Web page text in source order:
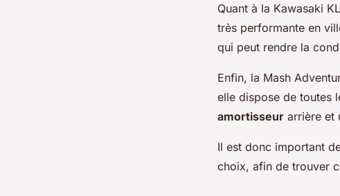
Quant à la Kawasaki
très performante en
qui peut rendre la
Enfin, la Mash
elle dispose de toutes
amortisseur arrière et
Il est donc important
choix, afin de trouver